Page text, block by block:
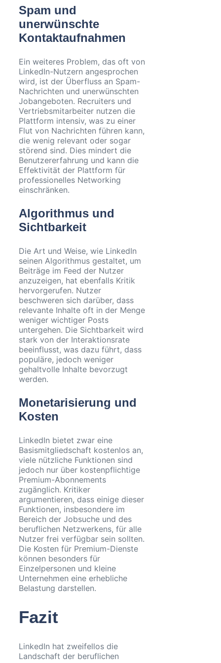
Spam und
unerwünschte
Kontaktaufnahmen
Ein weiteres Problem, das oft von
LinkedIn-Nutzern angesprochen
wird, ist der Überfluss an Spam-
Nachrichten und unerwünschten
Jobangeboten. Recruiters und
Vertriebsmitarbeiter nutzen die
Plattform intensiv, was zu einer
Flut von Nachrichten führen kann,
die wenig relevant oder sogar
störend sind. Dies mindert die
Benutzererfahrung und kann die
Effektivität der Plattform für
professionelles Networking
einschränken.
Algorithmus und
Sichtbarkeit
Die Art und Weise, wie LinkedIn
seinen Algorithmus gestaltet, um
Beiträge im Feed der Nutzer
anzuzeigen, hat ebenfalls Kritik
hervorgerufen. Nutzer
beschweren sich darüber, dass
relevante Inhalte oft in der Menge
weniger wichtiger Posts
untergehen. Die Sichtbarkeit wird
stark von der Interaktionsrate
beeinflusst, was dazu führt, dass
populäre, jedoch weniger
gehaltvolle Inhalte bevorzugt
werden.
Monetarisierung und
Kosten
LinkedIn bietet zwar eine
Basismitgliedschaft kostenlos an,
viele nützliche Funktionen sind
jedoch nur über kostenpflichtige
Premium-Abonnements
zugänglich. Kritiker
argumentieren, dass einige dieser
Funktionen, insbesondere im
Bereich der Jobsuche und des
beruflichen Netzwerkens, für alle
Nutzer frei verfügbar sein sollten.
Die Kosten für Premium-Dienste
können besonders für
Einzelpersonen und kleine
Unternehmen eine erhebliche
Belastung darstellen.
Fazit
LinkedIn hat zweifellos die
Landschaft der beruflichen